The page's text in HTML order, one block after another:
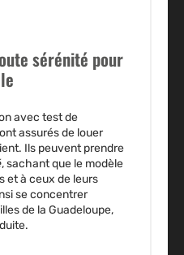
sérénité pour
avec test de
assurés de louer
. Ils peuvent prendre
, sachant que le modèle
et à ceux de leurs
se concentrer
de la Guadeloupe,